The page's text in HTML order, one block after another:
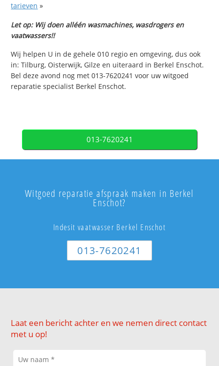
tarieven »
Let op: Wij doen alléén wasmachines, wasdrogers en
vaatwassers!!
Wij helpen U in de gehele 010 regio en omgeving, dus ook
in: Tilburg, Oisterwijk, Gilze en uiteraard in Berkel Enschot.
Bel deze avond nog met 013-7620241 voor uw witgoed
reparatie specialist Berkel Enschot.
013-7620241
Witgoed reparatie afspraak maken in Berkel
Enschot?
Indesit vaatwasser Berkel Enschot
013-7620241
Laat een bericht achter en we nemen direct contact
met u op!